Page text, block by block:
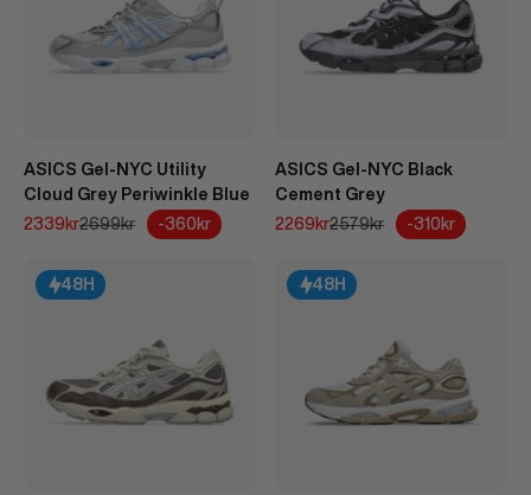
ASICS Gel-NYC Utility
Cloud Grey Periwinkle Blue
REA-pris
2339krPris
2699kr -360kr
ASICS Gel-NYC Black
Cement Grey
REA-pris
2269krPris
2579kr -310kr
48H 48H